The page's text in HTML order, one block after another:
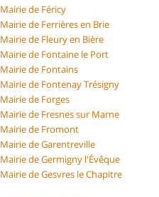
Mairie de Féricy
Mairie de Ferrières en Brie
Mairie de Fleury en Bière
Mairie de Fontaine le Port
Mairie de Fontains
Mairie de Fontenay Trésigny
Mairie de Forges
Mairie de Fresnes sur Marne
Mairie de Fromont
Mairie de Garentreville
Mairie de Germigny l'Évêque
Mairie de Gesvres le Chapitre